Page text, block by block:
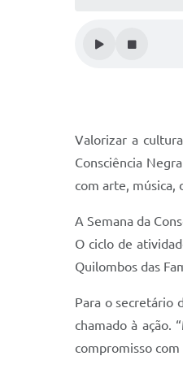
Valorizar a
Consciência
com arte, música,
A Semana da
O ciclo de
Quilombos das
Para o secretário
chamado à ação.
compromisso